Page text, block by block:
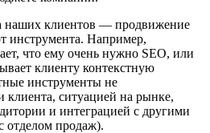
наших клиентов — продвижение
инструмента. Например,
что ему очень нужно SEO, или
клиенту контекстную
инструменты не
клиента, ситуацией на рынке,
и интеграцией с другими
отделом продаж).